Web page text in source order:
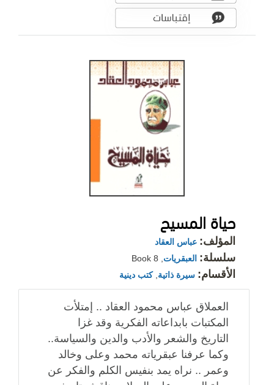
حياة المسيح
المؤلف: عباس العقاد
سلسلة: العبقريات
الأقسام: سيرة ذاتية ,كتب دينية
العملاق عباس محمود العقاد .. إمتلأت
المكتبات بابداعاته الفكرية وقد غزا
التاريخ والشعر والأدب والدين والسياسة..
وكما عرفنا عبقرياته محمد وعلى وخالد
وعمر .. نراه يمد بنفيس الكلم والفكر عن